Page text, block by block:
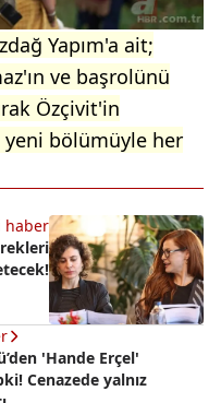
Yapım'a ait;
ve başrolünü
Özçivit'in
bölümüyle her
haber
'Hande Erçel'
Cenazede yalnız